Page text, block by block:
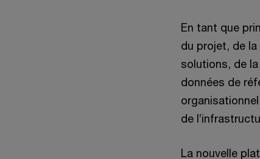
En tant que
du projet, de
solutions, de
données de
de
La nouvelle